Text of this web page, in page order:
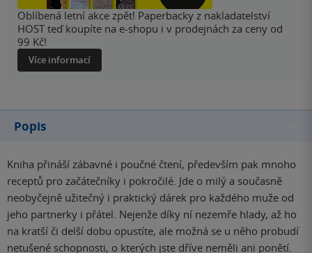
Oblíbená letní akce zpět! Paperbacky z nakladatelství
HOST teď koupíte na e-shopu i v prodejnách za ceny od
99 Kč!
Více informací
Popis
Kniha přináší zábavné i poučné čtení, především pak mnoho
receptů pro začátečníky i pokročilé. Jde o milý a současně
neobyčejně užitečný i praktický dárek pro každého muže od
jeho partnerky i přátel. Nejenže díky ní nezemře hlady, až ho
na kratší či delší dobu opustíte, ale možná se u něho probudí
netušené schopnosti, o kterých jste dříve neměli ani ponětí.